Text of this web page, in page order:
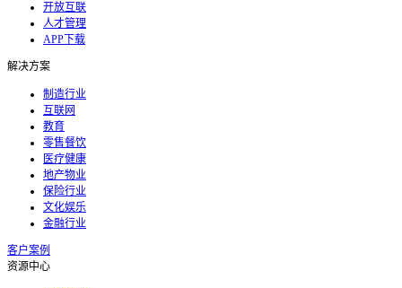
开放互联
人才管理
APP下载
解决方案
制造行业
互联网
教育
零售餐饮
医疗健康
地产物业
保险行业
文化娱乐
金融行业
客户案例
资源中心